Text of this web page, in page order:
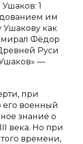
1
им
как
Фёдор
Руси
—
при
его военный
знание о
века. Но при
времени,